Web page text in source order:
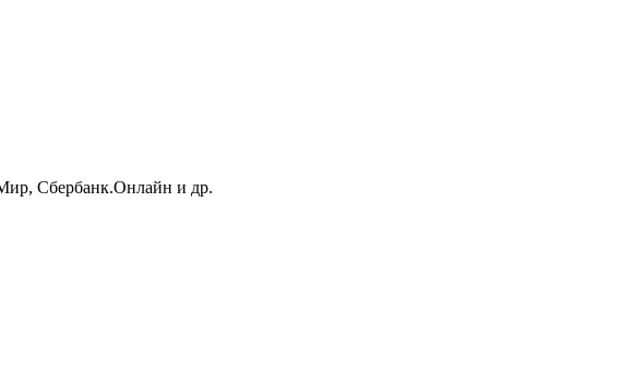
Сбербанк.Онлайн и др.